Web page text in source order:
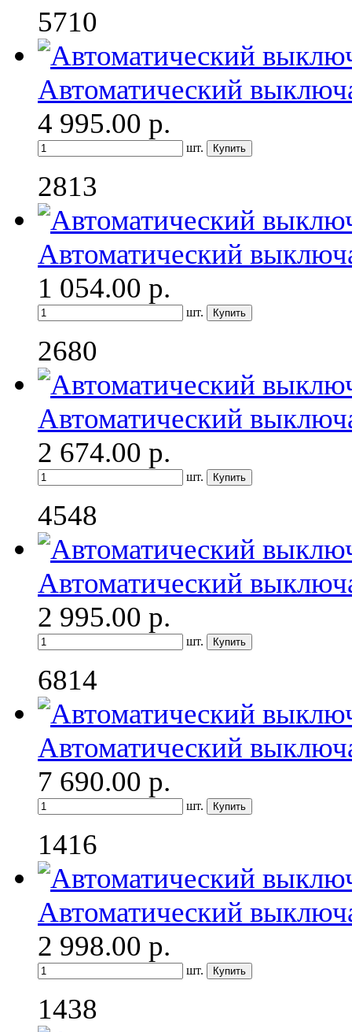
5710
Автоматический
4 995.00 р.
шт.
2813
Автоматический
1 054.00 р.
шт.
2680
Автоматический
2 674.00 р.
шт.
4548
Автоматический
2 995.00 р.
шт.
6814
Автоматический
7 690.00 р.
шт.
1416
Автоматический
2 998.00 р.
шт.
1438